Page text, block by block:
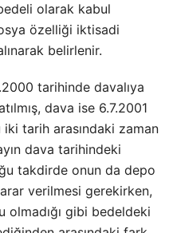
olarak kabul
özelliği iktisadi
belirlenir.
tarihinde davalıya
dava ise 6.7.2001
tarih arasındaki zaman
dava tarihindeki
takdirde onun da depo
verilmesi gerekirken,
olmadığı gibi bedeldeki